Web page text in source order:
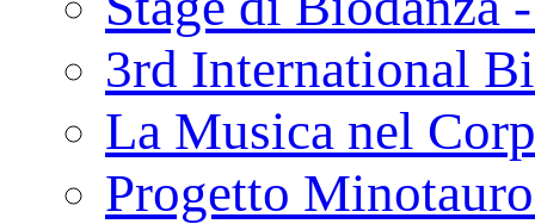
3rd International
La Musica nel
Progetto